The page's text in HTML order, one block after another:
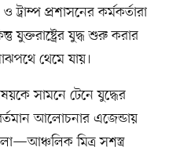
প্রশাসনের কর্মকর্তারা
যুদ্ধ শুরু করার
থেমে যায়।
সামনে টেনে যুদ্ধের
আলোচনার এজেন্ডায়
মিত্র সশস্ত্র